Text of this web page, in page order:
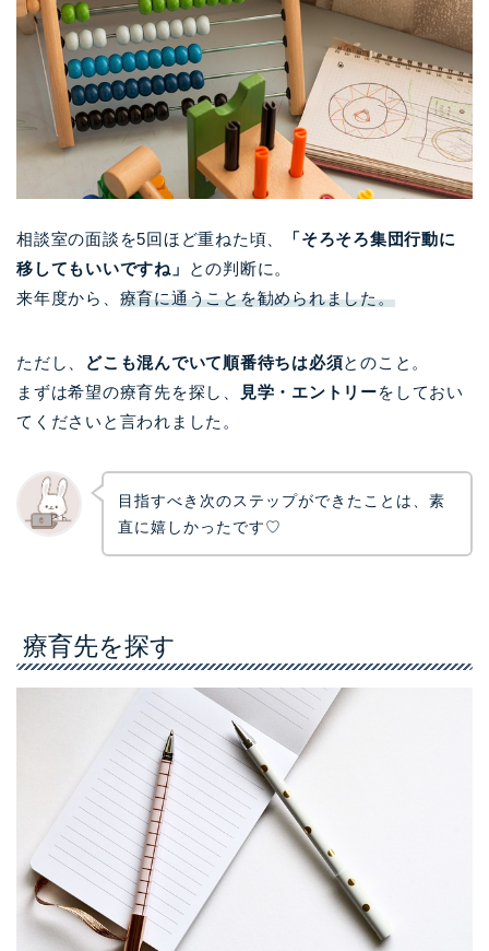
相談室の面談を5回ほど重ねた頃、
「そろそろ集団行動に
移してもいいですね」
との判断に。
来年度から、 療育に通うことを勧められました。
ただし、 どこも混んでいて順番待ちは必須とのこと。
まずは希望の療育先を探し、
見学・エントリーをしておい
てくださいと言われました。
目指すべき次のステップができたことは、素
直に嬉しかったです♡
療育先を探す